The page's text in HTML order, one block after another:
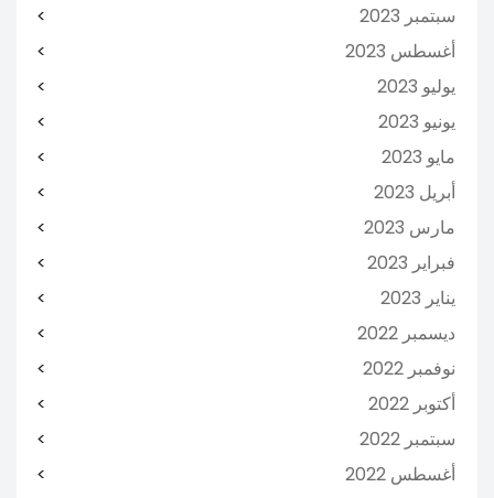
سبتمبر 2023
أغسطس 2023
يوليو 2023
يونيو 2023
مايو 2023
أبريل 2023
مارس 2023
فبراير 2023
يناير 2023
ديسمبر 2022
نوفمبر 2022
أكتوبر 2022
سبتمبر 2022
أغسطس 2022